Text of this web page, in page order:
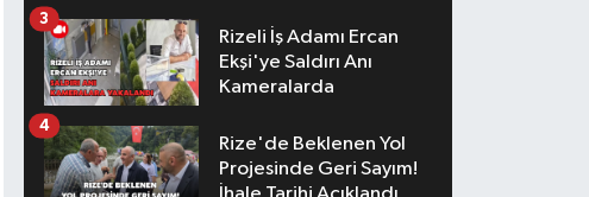
Rizeli İş Adamı Ercan
Ekşi'ye Saldırı Anı
Kameralarda
3
Rize'de Beklenen Yol
Projesinde Geri Sayım!
4